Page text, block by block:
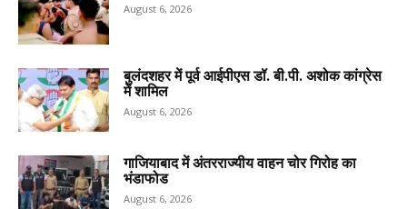
August 6, 2026
बुलंदशहर में पूर्व आईपीएस डॉ. बी.पी. अशोक कांग्रेस
में शामिल
August 6, 2026
गाजियाबाद में अंतरराज्यीय वाहन चोर गिरोह का
भंडाफोड
August 6, 2026